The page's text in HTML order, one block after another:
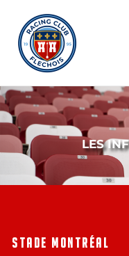
LES
STADE MONTRÉAL